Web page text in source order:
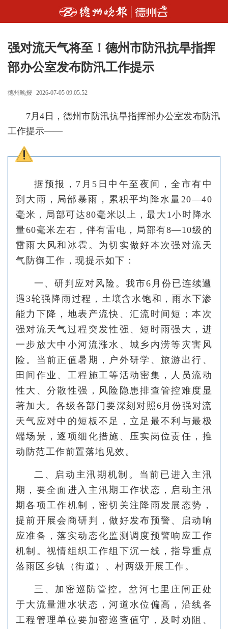
强对流天气将至！德州市防汛抗旱指挥
部办公室发布防汛工作提示
德州晚报 2026-07-05 09:05:52
7月4日，德州市防汛抗旱指挥部办公室发布防汛
工作提示——
据预报，7月5日中午至夜间，全市有中
到大雨，局部暴雨，累积平均降水量20—40
毫米，局部可达80毫米以上，最大1小时降水
量60毫米左右，伴有雷电，局部有8—10级的
雷雨大风和冰雹。为切实做好本次强对流天
气防御工作，现提示如下：
一、研判应对风险。我市6月份已连续遭
遇3轮强降雨过程，土壤含水饱和，雨水下渗
能力下降，地表产流快、汇流时间短；本次
强对流天气过程突发性强、短时雨强大，进
一步放大中小河流涨水、城乡内涝等灾害风
险。当前正值暑期，户外研学、旅游出行、
田间作业、工程施工等活动密集，人员流动
性大、分散性强，风险隐患排查管控难度显
著加大。各级各部门要深刻对照6月份强对流
天气应对中的短板不足，立足最不利与最极
端场景，逐项细化措施、压实岗位责任，推
动防范工作前置落地见效。
二、启动主汛期机制。当前已进入主汛
期，要全面进入主汛期工作状态，启动主汛
期各项工作机制，密切关注降雨发展态势，
提前开展会商研判，做好发布预警、启动响
应准备，落实动态化监测调度预警响应工作
机制。视情组织工作组下沉一线，指导重点
落雨区乡镇（街道）、村两级开展工作。
三、加密巡防管控。岔河七里庄闸正处
于大流量泄水状态，河道水位偏高，沿线各
工程管理单位要加密巡查值守，及时劝阻、